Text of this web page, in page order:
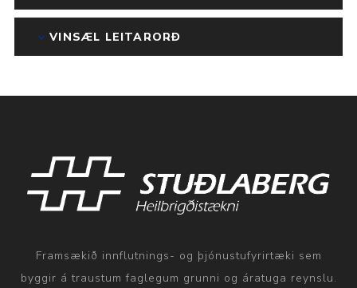
VINSÆL LEITARORÐ
Framsækið innflutnings- og þjónustufyrirtæki sem
byggir á traustum faglegum grunni og áratuga reynslu.